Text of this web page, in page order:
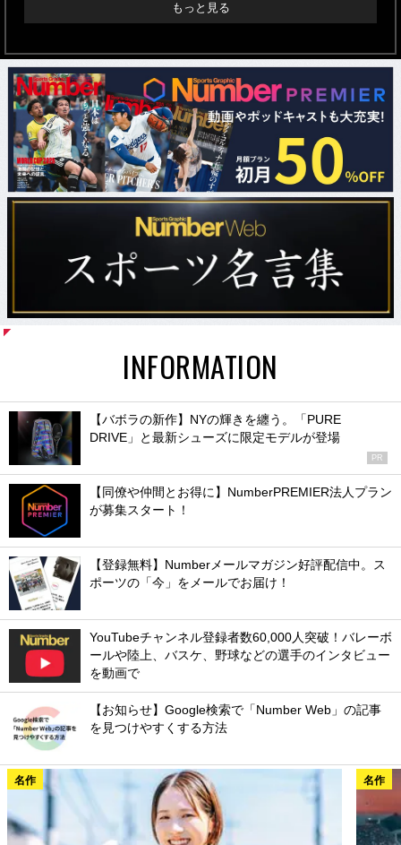
もっと見る
INFORMATION
【バボラの新作】NYの輝きを纏う。「PURE
DRIVE」と最新シューズに限定モデルが登場
PR
【同僚や仲間とお得に】NumberPREMIER法人プラン
が募集スタート！
【登録無料】Numberメールマガジン好評配信中。ス
ポーツの「今」をメールでお届け！
YouTubeチャンネル登録者数60,000人突破！バレーボ
ールや陸上、バスケ、野球などの選手のインタビュー
を動画で
【お知らせ】Google検索で「Number Web」の記事
を見つけやすくする方法
名作 名作